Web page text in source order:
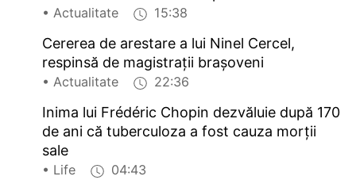
• Actualitate 15:38
Cererea de arestare a lui Ninel Cercel,
respinsă de magistrații brașoveni
• Actualitate 22:36
Inima lui Frédéric Chopin dezvăluie după 170
de ani că tuberculoza a fost cauza morții
sale
• Life 04:43